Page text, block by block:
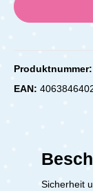
Produktnummer:
EAN:
Sicherheit